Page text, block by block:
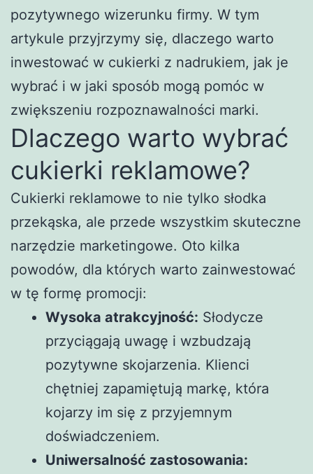
pozytywnego wizerunku firmy. W tym
artykule przyjrzymy się, dlaczego warto
inwestować w cukierki z nadrukiem, jak je
wybrać i w jaki sposób mogą pomóc w
zwiększeniu rozpoznawalności marki.
Dlaczego warto wybrać
cukierki reklamowe?
Cukierki reklamowe to nie tylko słodka
przekąska, ale przede wszystkim skuteczne
narzędzie marketingowe. Oto kilka
powodów, dla których warto zainwestować
w tę formę promocji:
Wysoka atrakcyjność: Słodycze
przyciągają uwagę i wzbudzają
pozytywne skojarzenia. Klienci
chętniej zapamiętują markę, która
kojarzy im się z przyjemnym
doświadczeniem.
Uniwersalność zastosowania: